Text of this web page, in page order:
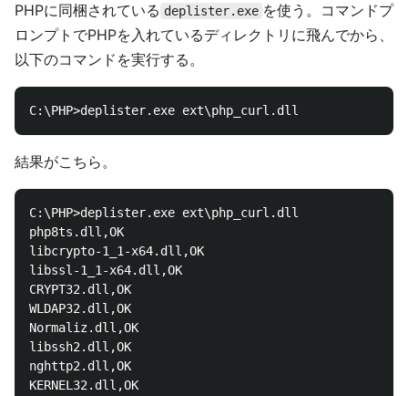
PHPに同梱されている deplister.exe を使う。コマンドプ
ロンプトでPHPを入れているディレクトリに飛んでから、
以下のコマンドを実行する。
結果がこちら。
C:\PHP>deplister.exe ext\php_curl.dll
php8ts.dll,OK
libcrypto-1_1-x64.dll,OK
libssl-1_1-x64.dll,OK
CRYPT32.dll,OK
WLDAP32.dll,OK
Normaliz.dll,OK
libssh2.dll,OK
nghttp2.dll,OK
KERNEL32.dll,OK